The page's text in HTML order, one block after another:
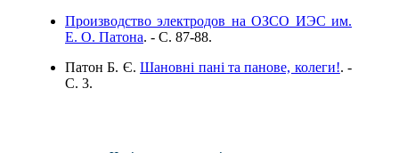
Производство электродов на ОЗСО ИЭС им.
Е. О. Патона. - C. 87-88.
Патон Б. Є.Шановні пані та панове, колеги!. -
C. 3.